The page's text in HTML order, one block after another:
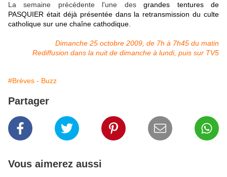
La semaine précédente l'une desgrandes tentures de
PASQUIER était déjà présentée dans la retransmission du culte
catholique sur une chaîne cathodique.
Dimanche 25 octobre 2009, de 7h à 7h45 du matin
Rediffusion dans la nuit de dimanche à lundi, puis sur TV5
#Brèves - Buzz
Partager
Vous aimerez aussi